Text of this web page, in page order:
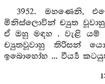
3952. මහණෙනි,
මිනිස්ලොවින් ච්‍යුත
ඒ ඔහු මඳහ . වැළි
ච්‍යුතවූවාහු තිරිසන්
ඉබොහෝහ ... වීර්‍ය්‍ය